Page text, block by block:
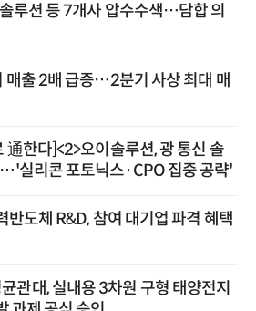
루션 등 7개사 압수수색…담합 의
매출 2배 급증…2분기 사상 최대 매
通한다]<2>오이솔루션, 광 통신 솔
실리콘 포토닉스·CPO 집중 공략'
반도체 R&D, 참여 대기업 파격 혜택
관대, 실내용 3차원 구형 태양전지